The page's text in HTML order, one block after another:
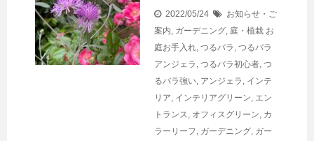
2022/05/24
お知らせ・ご
案内, ガーデニング, 庭・植栽 お
庭お手入れ, つるバラ , つるバラ
アンジェラ , つるバラ初心者, つ
るバラ強い, アンジェラ , インテ
リア, インテリアグリーン, エン
トランス, オフィスグリーン, カ
ラーリーフ, ガーデニング, ガー